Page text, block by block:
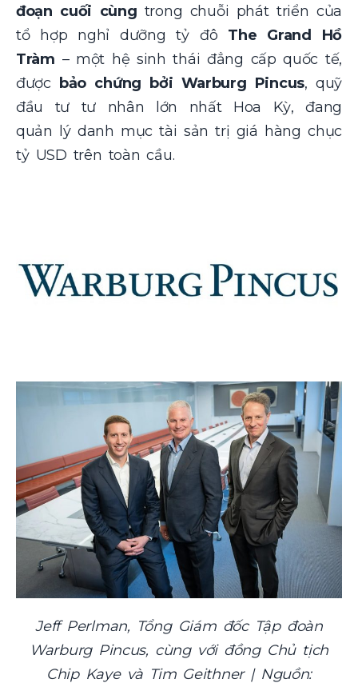
đoạn cuối cùng trong chuỗi phát triển của
tổ hợp nghỉ dưỡng tỷ đô The Grand Hồ
Tràm – một hệ sinh thái đẳng cấp quốc tế,
được
bảo chứng bởi Warburg Pincus, quỹ
đầu tư tư nhân lớn nhất Hoa Kỳ, đang
quản lý danh mục tài sản trị giá hàng chục
tỷ USD trên toàn cầu.
Jeff Perlman, Tổng Giám đốc Tập đoàn
Warburg Pincus, cùng với đồng Chủ tịch
Chip Kaye và Tim Geithner | Nguồn: